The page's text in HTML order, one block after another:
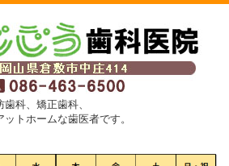
科、矯正歯科、
トホームな歯医者です。